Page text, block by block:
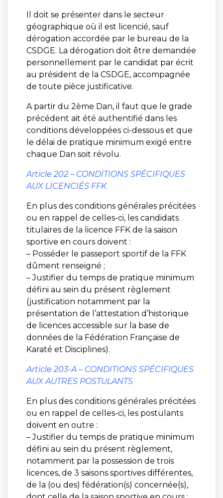
Il doit se présenter dans le secteur
géographique où il est licencié, sauf
dérogation accordée par le bureau de la
CSDGE. La dérogation doit être demandée
personnellement par le candidat par écrit
au président de la CSDGE, accompagnée
de toute pièce justificative.
A partir du 2ème Dan, il faut que le grade
précédent ait été authentifié dans les
conditions développées ci-dessous et que
le délai de pratique minimum exigé entre
chaque Dan soit révolu.
Article 202 – CONDITIONS SPÉCIFIQUES
AUX LICENCIÉS FFK
En plus des conditions générales précitées
ou en rappel de celles-ci, les candidats
titulaires de la licence FFK de la saison
sportive en cours doivent :
– Posséder le passeport sportif de la FFK
dûment renseigné ;
– Justifier du temps de pratique minimum
défini au sein du présent règlement
(justification notamment par la
présentation de l’attestation d’historique
de licences accessible sur la base de
données de la Fédération Française de
Karaté et Disciplines).
Article 203-A – CONDITIONS SPÉCIFIQUES
AUX AUTRES POSTULANTS
En plus des conditions générales précitées
ou en rappel de celles-ci, les postulants
doivent en outre :
– Justifier du temps de pratique minimum
défini au sein du présent règlement,
notamment par la possession de trois
licences, de 3 saisons sportives différentes,
de la (ou des) fédération(s) concernée(s),